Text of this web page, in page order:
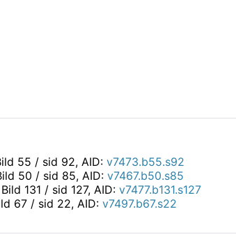
55 / sid 92, AID: v7473.b55.s92
50 / sid 85, AID: v7467.b50.s85
131 / sid 127, AID: v7477.b131.s127
67 / sid 22, AID: v7497.b67.s22